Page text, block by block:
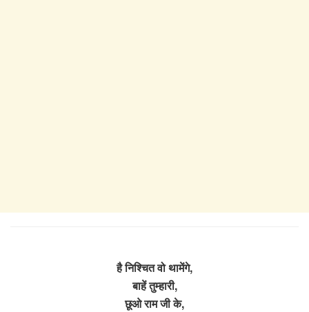
है निश्चित वो थामेंगे,
बाहें तुम्हारी,
छूओ राम जी के,